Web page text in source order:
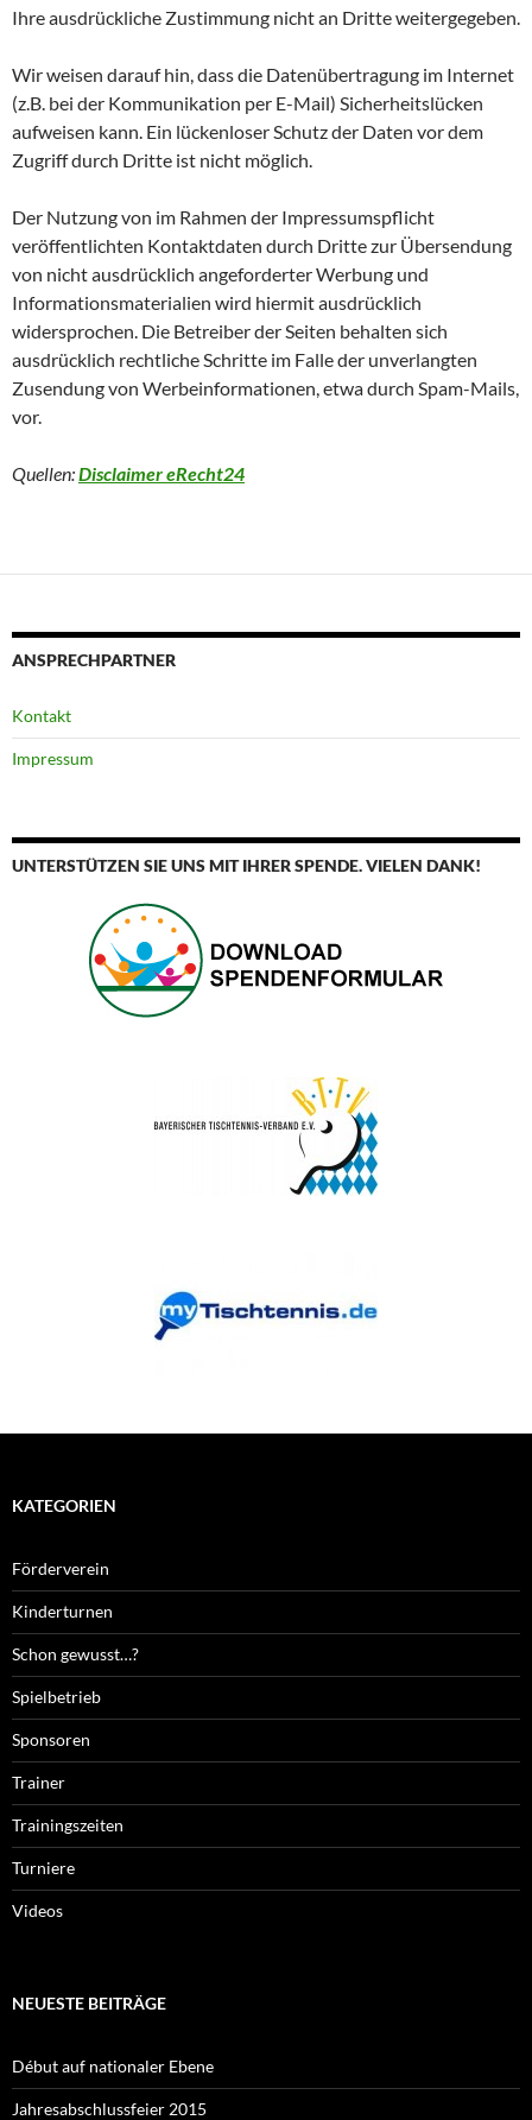
Ihre ausdrückliche Zustimmung nicht an Dritte weitergegeben.
Wir weisen darauf hin, dass die Datenübertragung im Internet
(z.B. bei der Kommunikation per E-Mail) Sicherheitslücken
aufweisen kann. Ein lückenloser Schutz der Daten vor dem
Zugriff durch Dritte ist nicht möglich.
Der Nutzung von im Rahmen der Impressumspflicht
veröffentlichten Kontaktdaten durch Dritte zur Übersendung
von nicht ausdrücklich angeforderter Werbung und
Informationsmaterialien wird hiermit ausdrücklich
widersprochen. Die Betreiber der Seiten behalten sich
ausdrücklich rechtliche Schritte im Falle der unverlangten
Zusendung von Werbeinformationen, etwa durch Spam-Mails,
vor.
Quellen:Disclaimer eRecht24
ANSPRECHPARTNER
Kontakt
Impressum
UNTERSTÜTZEN SIE UNS MIT IHRER SPENDE. VIELEN DANK!
KATEGORIEN
Förderverein
Kinderturnen
Schon gewusst…?
Spielbetrieb
Sponsoren
Trainer
Trainingszeiten
Turniere
Videos
NEUESTE BEITRÄGE
Début auf nationaler Ebene
Jahresabschlussfeier 2015